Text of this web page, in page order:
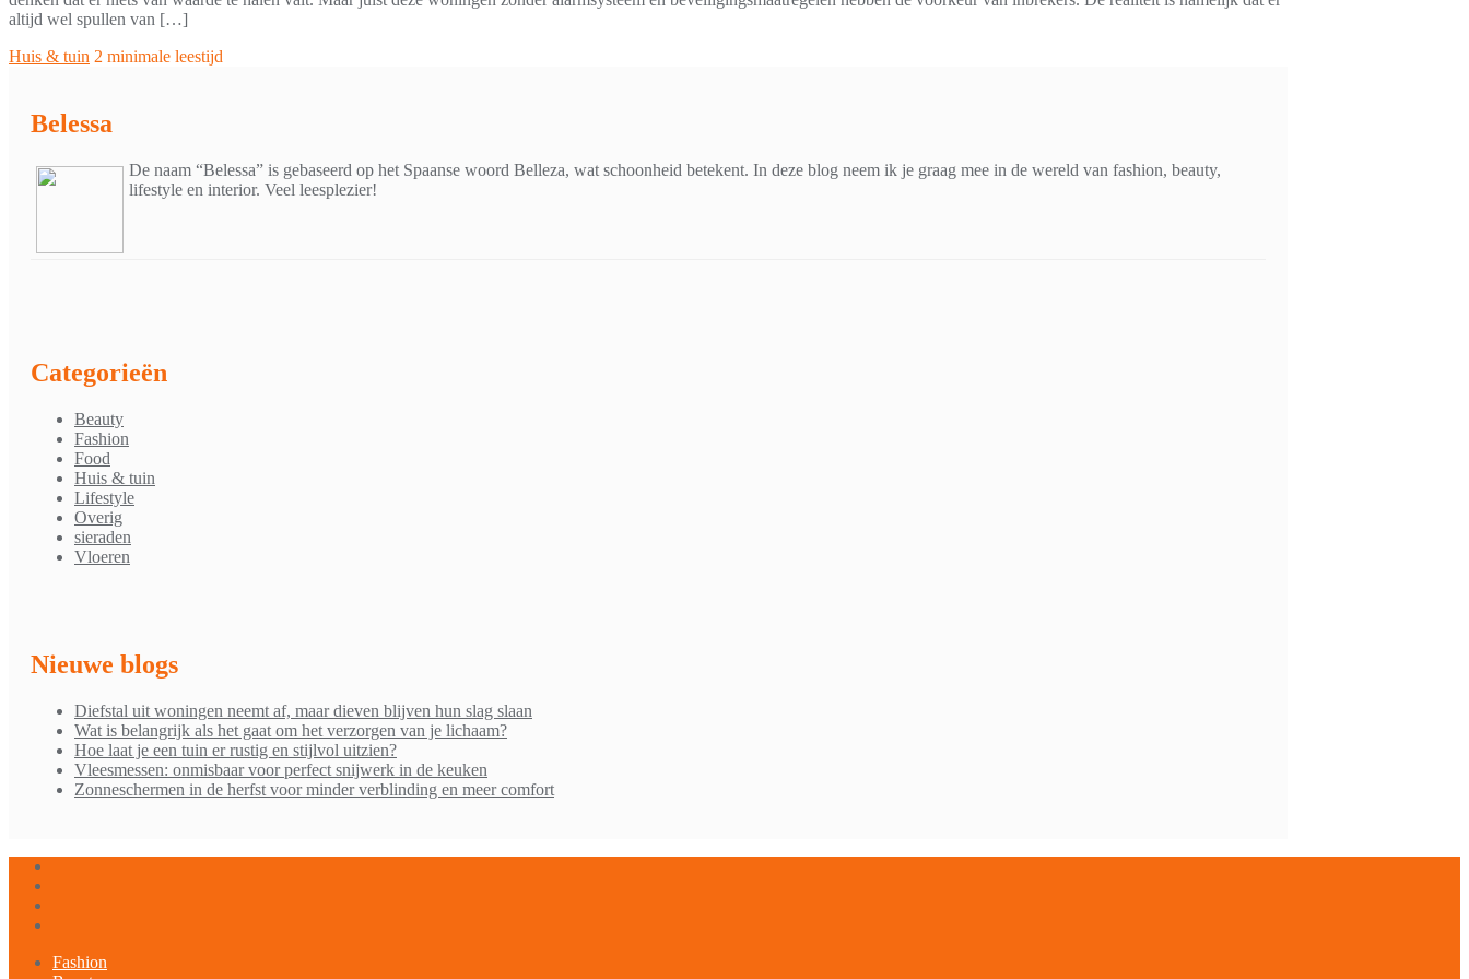
altijd wel spullen van […]
Huis & tuin 2 minimale leestijd
Belessa
De naam “Belessa” is gebaseerd op het Spaanse woord Belleza, wat schoonheid betekent. In deze blog neem ik je graag mee in de wereld van fashion, beauty,
lifestyle en interior. Veel leesplezier!
Categorieën
Beauty
Fashion
Food
Huis & tuin
Lifestyle
Overig
sieraden
Vloeren
Nieuwe blogs
Diefstal uit woningen neemt af, maar dieven blijven hun slag slaan
Wat is belangrijk als het gaat om het verzorgen van je lichaam?
Hoe laat je een tuin er rustig en stijlvol uitzien?
Vleesmessen: onmisbaar voor perfect snijwerk in de keuken
Zonneschermen in de herfst voor minder verblinding en meer comfort
Fashion